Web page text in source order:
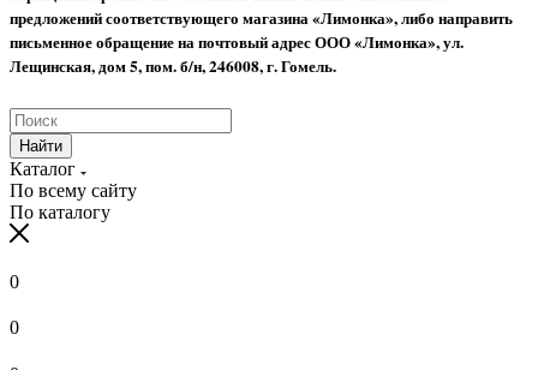
предложений соответствующего магазина «Лимонка», либо направить
письменное обращение на почтовый адрес ООО «Лимонка», ул.
Лещинская, дом 5, пом. б/н, 246008, г. Гомель.
Найти
Каталог
По всему сайту
По каталогу
0
0